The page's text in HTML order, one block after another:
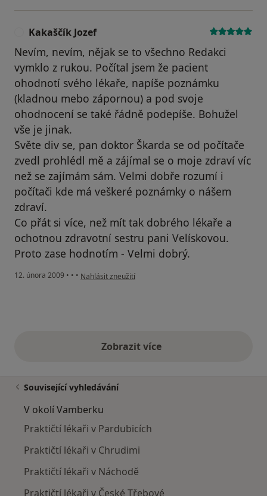
Kakaščík Jozef
Nevím, nevím, nějak se to všechno Redakci
vymklo z rukou. Počítal jsem že pacient
ohodnotí svého lékaře, napíše poznámku
(kladnou mebo zápornou) a pod svoje
ohodnocení se také řádně podepíše. Bohužel
vše je jinak.
Světe div se, pan doktor Škarda se od počítače
zvedl prohlédl mě a zájímal se o moje zdraví víc
než se zajímám sám. Velmi dobře rozumí i
počítači kde má veškeré poznámky o nášem
zdraví.
Co přát si více, než mít tak dobrého lékaře a
ochotnou zdravotní sestru pani Velískovou.
Proto zase hodnotím - Velmi dobrý.
12. února 2009 • • • podle názoru uživatele Kakaščík Jozef
Nahlásit zneužití
Zobrazit vícevýše uvedené názory
Související vyhledávání
V okolí Vamberku
Praktičtí lékaři v Pardubicích
Praktičtí lékaři v Chrudimi
Praktičtí lékaři v Náchodě
Praktičtí lékaři v České Třebové